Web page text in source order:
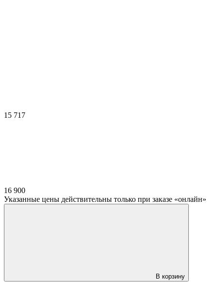
15 717
16 900
Указанные цены действительны только при заказе «онлайн»
В корзину